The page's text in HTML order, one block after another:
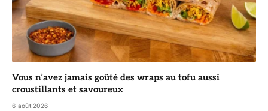
Vous n’avez jamais goûté des wraps au tofu aussi
croustillants et savoureux
6 août 2026